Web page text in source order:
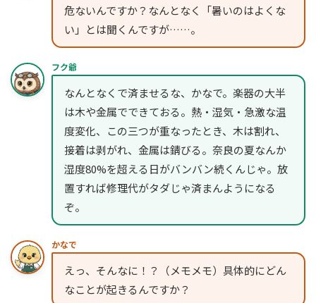
危ないんですか？なんとなく「暑いのはよくな
い」とは聞くんですが……。
フク爺
なんとなくで済ませるな、かなで。楽器の大半
は木や金属でできておる。熱・湿気・急激な温
度変化、この三つが重なったとき、木は割れ、
接着は剥がれ、金属は錆びる。奈良の夏なんか
湿度80%を超える日がバンバン続くんじゃ。放
置すれば修理代がタダじゃ済まんようになる
ぞ。
かなで
えっ、そんなに！？（メモメモ）具体的にどん
なことが起きるんですか？